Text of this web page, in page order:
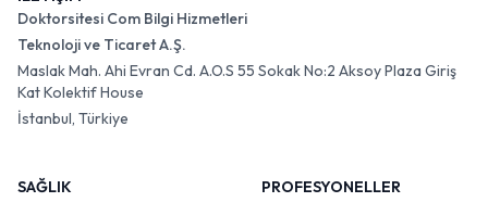
Doktorsitesi Com Bilgi Hizmetleri
Teknoloji ve Ticaret A.Ş.
Maslak Mah. Ahi Evran Cd. A.O.S 55 Sokak No:2 Aksoy Plaza Giriş
Kat Kolektif House
İstanbul, Türkiye
SAĞLIK
PROFESYONELLER